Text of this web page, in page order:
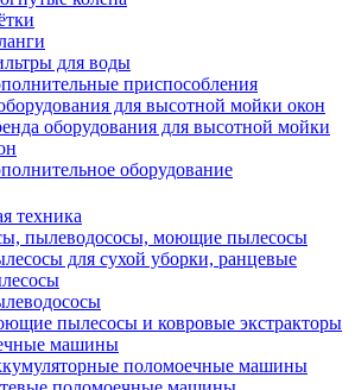
для воды
приспособления
для высотной мойки окон
оборудования для высотной мойки
оборудование
техника
пылеводососы, моющие пылесосы
для сухой уборки, ранцевые
пылесосы и ковровые экстракторы
машины
поломоечные машины